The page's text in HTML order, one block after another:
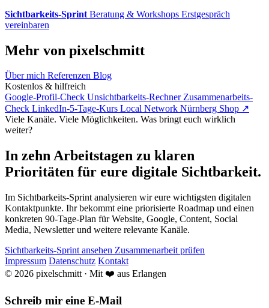
Sichtbarkeits-Sprint Beratung & Workshops Erstgespräch
vereinbaren
Mehr von pixelschmitt
Über mich Referenzen Blog
Kostenlos & hilfreich
Google-Profil-Check Unsichtbarkeits-RechnerZusammenarbeits-
Check LinkedIn-5-Tage-Kurs Local Network Nürnberg Shop ↗
Viele Kanäle. Viele Möglichkeiten. Was bringt euch wirklich
weiter?
In zehn Arbeitstagen zu klaren
Prioritäten für eure digitale Sichtbarkeit.
Im Sichtbarkeits-Sprint analysieren wir eure wichtigsten digitalen
Kontaktpunkte. Ihr bekommt eine priorisierte Roadmap und einen
konkreten 90-Tage-Plan für Website, Google, Content, Social
Media, Newsletter und weitere relevante Kanäle.
Sichtbarkeits-Sprint ansehen Zusammenarbeit prüfen
Impressum Datenschutz Kontakt
© 2026 pixelschmitt · Mit ❤️ aus Erlangen
Schreib mir eine E-Mail